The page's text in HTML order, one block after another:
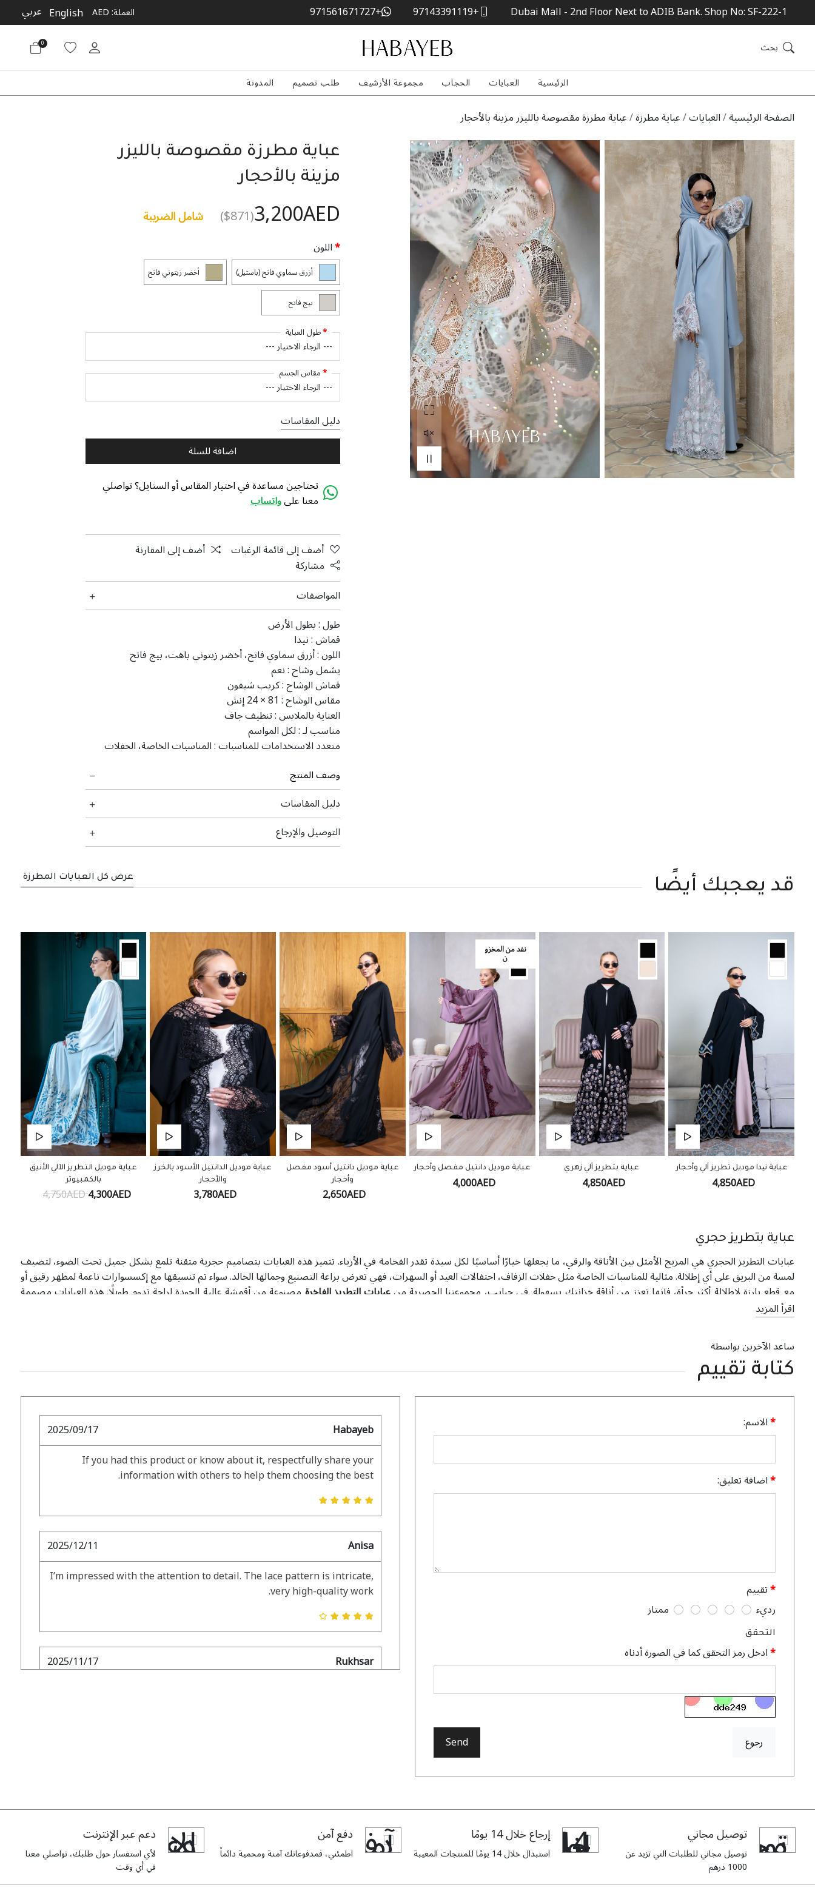
Dubai Mall - 2nd Floor Next to ADIB Bank. Shop No: SF-222-1
+97143391119
+971561671727 العملة:AED
English عربي
بحث 0
الرئيسية العبايات الحجاب مجموعة الأرشيف طلب تصميم المدونة
الصفحة الرئيسية العبايات عباية مطرزة عباية مطرزة مقصوصة بالليزر مزينة بالأحجار
عباية مطرزة مقصوصة بالليزر
مزينة بالأحجار
3,200AED
($871) شامل الضريبة
اللون
أزرق سماوي فاتح (باستيل)
أخضر زيتوني فاتح
بيج فاتح
طول العباية
مقاس الجسم
دليل المقاسات
اضافة للسلة
تحتاجين مساعدة في اختيار المقاس أو الستايل؟ تواصلي
معنا علىواتساب
أضف إلى قائمة الرغبات أضف إلى المقارنة
مشاركة
المواصفات
طول :بطول الأرض
قماش :نيدا
اللون :أزرق سماوي فاتح، أخضر زيتوني باهت، بيج فاتح
يشمل وشاح :نعم
قماش الوشاح :كريب شيفون
مقاس الوشاح :‎24 × 81 إنش
العناية بالملابس :تنظيف جاف
مناسب لـ :لكل المواسم
متعدد الاستخدامات للمناسبات :المناسبات الخاصة، الحفلات
وصف المنتج
دليل المقاسات
التوصيل والإرجاع
قد يعجبك أيضًا عرض كل العبايات المطرزة
عباية موديل التطريز الآلي الأنيق
بالكمبيوتر
4,750AED4,300AED
عباية موديل الدانتيل الأسود بالخرز
والأحجار
3,780AED
عباية موديل دانتيل أسود مفصل
وأحجار
2,650AED
نفد من المخزو
ن
عباية موديل دانتيل مفصل وأحجار
4,000AED
عباية بتطريز آلي زهري
4,850AED
عباية نیدا موديل تطريز آلي وأحجار
4,850AED
عباية بتطريز حجري
عبايات التطريز الحجري هي المزيج الأمثل بين الأناقة والرقي، ما يجعلها خيارًا أساسيًا لكل سيدة تقدر الفخامة في الأزياء. تتميز هذه العبايات بتصاميم حجرية متقنة تلمع بشكل جميل تحت الضوء، لتضيف
لمسة من البريق على أي إطلالة. مثالية للمناسبات الخاصة مثل حفلات الزفاف، احتفالات العيد أو السهرات، فهي تعرض براعة التصنيع وجمالها الخالد. سواء تم تنسيقها مع إكسسوارات ناعمة لمظهر رقيق أو
مع قطع بارزة لإطلالة أكثر جرأة، فإنها تعزز من أناقة خزانتك بسهولة. في حبايب، مجموعتنا الحصرية منعبايات التطريز الفاخرة مصنوعة من أقمشة عالية الجودة لراحة تدوم طويلًا. هذه العبايات مصممة
للمرأة العصرية المواكبة للموضة، وتجمع بين روح الفخامة العربية الشرقية وخيارات تنسيق متنوعة لكل مناسبة.
اقرأ المزيد
ساعد الآخرين بواسطة
كتابة تقييم
الاسم:
اضافة تعليق:
تقييم
رديء
ممتاز
التحقق
ادخل رمز التحقق كما في الصورة أدناه
رجوع Send
Habayeb
2025/09/17
If you had this product or know about it, respectfully share your
information with others to help them choosing the best.
Anisa
2025/12/11
I’m impressed with the attention to detail. The lace pattern is intricate,
very high-quality work.
Rukhsar
2025/11/17
I bought my first abaya from this shop and honestly, I’ve never felt
more elegant. The fabric is so soft, and the embroidery looks like pure
art
توصيل مجاني
توصيل مجاني للطلبات التي تزيد عن
1000 درهم
إرجاع خلال 14 يومًا
استبدال خلال 14 يومًا للمنتجات المعيبة
دفع آمن
اطمئني، فمدفوعاتك آمنة ومحمية دائماً
دعم عبر الإنترنت
لأي استفسار حول طلبك، تواصلي معنا
في أي وقت